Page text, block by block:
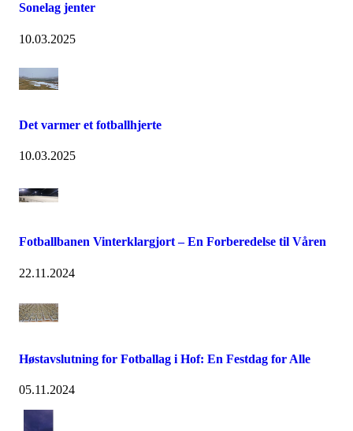
Sonelag jenter
10.03.2025
Det varmer et fotballhjerte
10.03.2025
Fotballbanen Vinterklargjort – En Forberedelse til Våren
22.11.2024
Høstavslutning for Fotballag i Hof: En Festdag for Alle
05.11.2024